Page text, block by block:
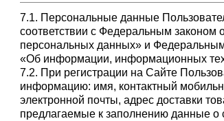
7.1. Персональные данные
соответствии с Федеральным
персональных данных» и
«Об информации, информационных
7.2. При регистрации на Сайте
информацию: имя, контактный
электронной почты, адрес доставки
предлагаемые к заполнению данные о